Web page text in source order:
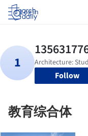
Log in
Follow
教育综合体